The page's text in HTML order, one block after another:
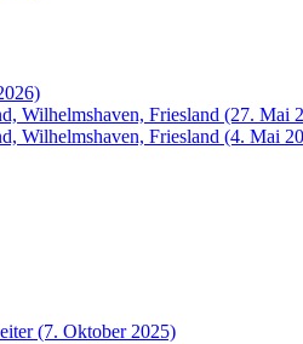
Wilhelmshaven, Friesland (27. Mai
Wilhelmshaven, Friesland (4. Mai
(7. Oktober 2025)